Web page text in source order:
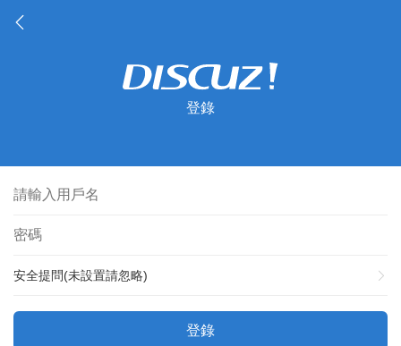
登錄
安全提問(未設置請忽略)
登錄